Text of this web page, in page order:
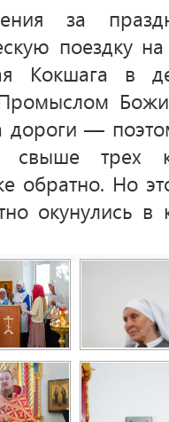
за
поездку
Кокшага в
дороги —
свыше трех
обратно. Но
окунулись